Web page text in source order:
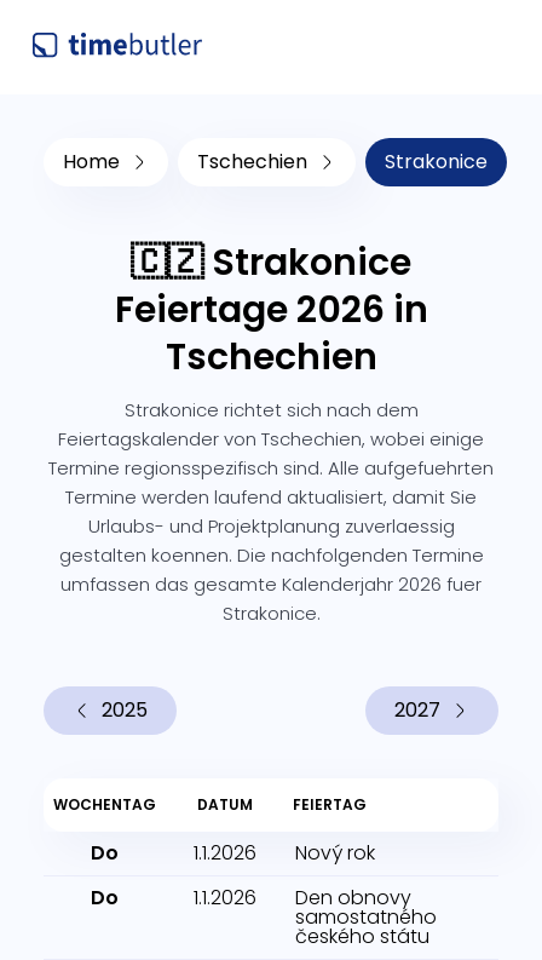
Home Tschechien Strakonice
🇨🇿 Strakonice
Feiertage 2026 in
Tschechien
Strakonice richtet sich nach dem
Feiertagskalender von Tschechien, wobei einige
Termine regionsspezifisch sind. Alle aufgefuehrten
Termine werden laufend aktualisiert, damit Sie
Urlaubs- und Projektplanung zuverlaessig
gestalten koennen. Die nachfolgenden Termine
umfassen das gesamte Kalenderjahr 2026 fuer
Strakonice.
2025 2027
WOCHENTAG DATUM FEIERTAG
Do 1.1.2026
Nový rok
Do
1.1.2026 Den obnovy
samostatného
českého státu